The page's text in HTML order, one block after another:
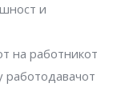
и
на работникот
работодавачот